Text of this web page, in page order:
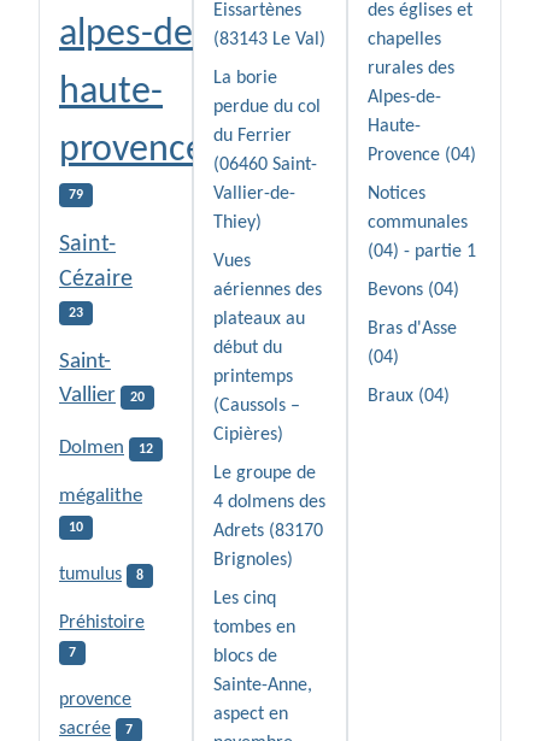
alpes-de-
haute-
provence
79
Saint-
Cézaire
23
Saint-
Vallier
20
Dolmen 12
mégalithe
10
tumulus 8
Préhistoire
7
provence
sacrée
7
Eissartènes
(83143 Le Val)
La borie
perdue du col
du Ferrier
(06460 Saint-
Vallier-de-
Thiey)
Vues
aériennes des
plateaux au
début du
printemps
(Caussols –
Cipières)
Le groupe de
4 dolmens des
Adrets (83170
Brignoles)
Les cinq
tombes en
blocs de
Sainte-Anne,
aspect en
des églises et
chapelles
rurales des
Alpes-de-
Haute-
Provence (04)
Notices
communales
(04) - partie 1
Bevons (04)
Bras d'Asse
(04)
Braux (04)